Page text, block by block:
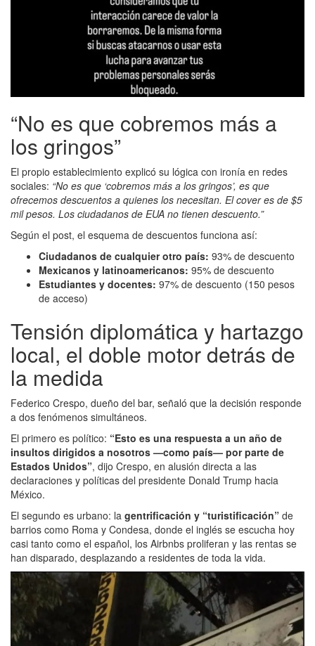
“No es que cobremos más a
los gringos”
El propio establecimiento explicó su lógica con ironía en redes
sociales: “No es que ‘cobremos más a los gringos’, es que
ofrecemos descuentos a quienes los necesitan. El cover es de $5
mil pesos. Los ciudadanos de EUA no tienen descuento.”
Según el post, el esquema de descuentos funciona así:
Ciudadanos de cualquier otro país: 93% de descuento
Mexicanos y latinoamericanos: 95% de descuento
Estudiantes y docentes: 97% de descuento (150 pesos
de acceso)
Tensión diplomática y hartazgo
local, el doble motor detrás de
la medida
Federico Crespo, dueño del bar, señaló que la decisión responde
a dos fenómenos simultáneos.
El primero es político: “Esto es una respuesta a un año de
insultos dirigidos a nosotros —como país— por parte de
Estados Unidos”, dijo Crespo, en alusión directa a las
declaraciones y políticas del presidente Donald Trump hacia
México.
El segundo es urbano: la gentrificación y “turistificación” de
barrios como Roma y Condesa, donde el inglés se escucha hoy
casi tanto como el español, los Airbnbs proliferan y las rentas se
han disparado, desplazando a residentes de toda la vida.